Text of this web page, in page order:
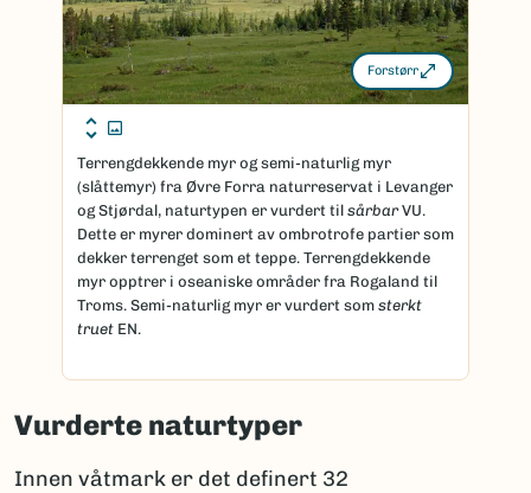
Forstørr
Terrengdekkende myr og semi-naturlig myr
(slåttemyr) fra Øvre Forra naturreservat i Levanger
og Stjørdal, naturtypen er vurdert til sårbarVU.
Dette er myrer dominert av ombrotrofe partier som
dekker terrenget som et teppe. Terrengdekkende
myr opptrer i oseaniske områder fra Rogaland til
Troms. Semi-naturlig myr er vurdert som sterkt
truet EN.
Vurderte naturtyper
Innen våtmark er det definert 32